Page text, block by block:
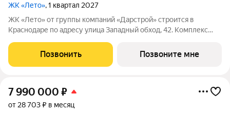
ЖК «Лето», 1 квартал 2027
ЖК «Лето» от группы компаний «Дарстрой» строится в
Краснодаре по адресу улица Западный обход, 42. Комплекс
паркингом и торговыми площадями. Сроки сдачи этапов
строительства с 2024 по 2026 год. В ЖК
Позвонить Позвоните мне
7 990 000 ₽
от 28 703 ₽ в месяц